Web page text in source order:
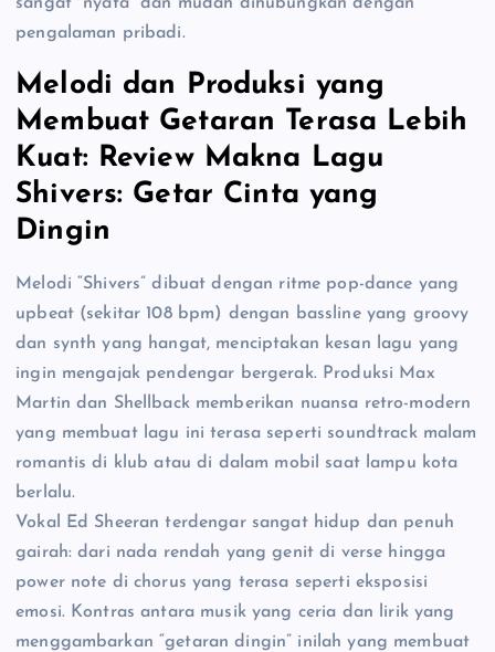
pengalaman pribadi.
Melodi dan Produksi yang
Membuat Getaran Terasa Lebih
Kuat: Review Makna Lagu
Shivers: Getar Cinta yang
Dingin
Melodi “Shivers” dibuat dengan ritme pop-dance yang
upbeat (sekitar 108 bpm) dengan bassline yang groovy
dan synth yang hangat, menciptakan kesan lagu yang
ingin mengajak pendengar bergerak. Produksi Max
Martin dan Shellback memberikan nuansa retro-modern
yang membuat lagu ini terasa seperti soundtrack malam
romantis di klub atau di dalam mobil saat lampu kota
berlalu.
Vokal Ed Sheeran terdengar sangat hidup dan penuh
gairah: dari nada rendah yang genit di verse hingga
power note di chorus yang terasa seperti eksposisi
emosi. Kontras antara musik yang ceria dan lirik yang
menggambarkan “getaran dingin” inilah yang membuat